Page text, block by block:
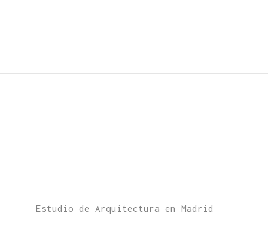
Estudio de Arquitectura en Madrid